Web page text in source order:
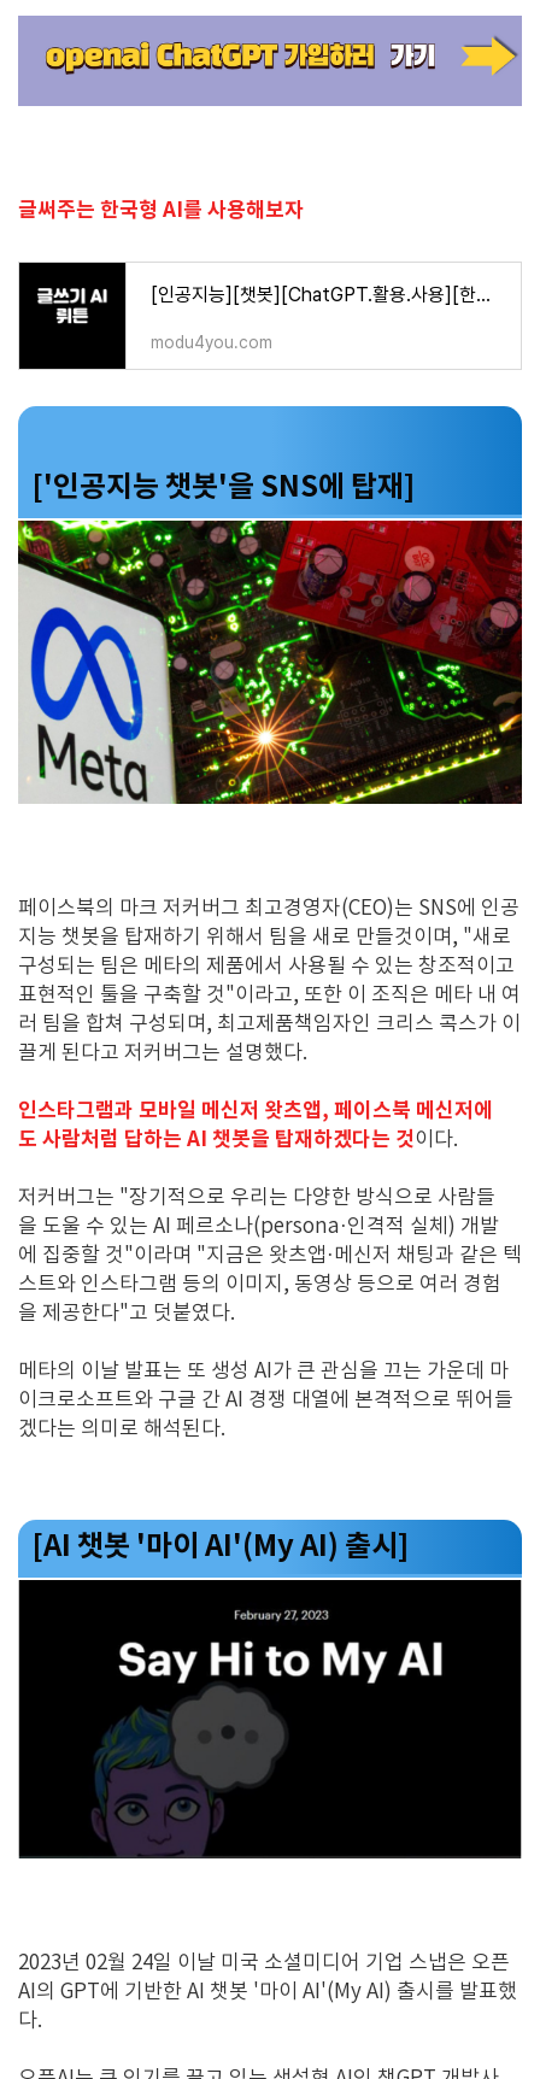
글써주는 한국형 AI를 사용해보자
[인공지능][챗봇][ChatGPT.활용.사용][한국 글쓰기AI 뤼튼]
modu4you.com
['인공지능 챗봇'을 SNS에 탑재]
페이스북의 마크 저커버그 최고경영자(CEO)는 SNS에 인공
지능 챗봇을 탑재하기 위해서 팀을 새로 만들것이며, "새로
구성되는 팀은 메타의 제품에서 사용될 수 있는 창조적이고
표현적인 툴을 구축할 것"이라고, 또한 이 조직은 메타 내 여
러 팀을 합쳐 구성되며, 최고제품책임자인 크리스 콕스가 이
끌게 된다고 저커버그는 설명했다.
인스타그램과 모바일 메신저 왓츠앱, 페이스북 메신저에
도 사람처럼 답하는 AI 챗봇을 탑재하겠다는 것이다.
저커버그는 "장기적으로 우리는 다양한 방식으로 사람들
을 도울 수 있는 AI 페르소나(persona·인격적 실체) 개발
에 집중할 것"이라며 "지금은 왓츠앱·메신저 채팅과 같은 텍
스트와 인스타그램 등의 이미지, 동영상 등으로 여러 경험
을 제공한다"고 덧붙였다.
메타의 이날 발표는 또 생성 AI가 큰 관심을 끄는 가운데 마
이크로소프트와 구글 간 AI 경쟁 대열에 본격적으로 뛰어들
겠다는 의미로 해석된다.
[AI 챗봇 '마이 AI'(My AI) 출시]
2023년 02월 24일 이날 미국 소셜미디어 기업 스냅은 오픈
AI의 GPT에 기반한 AI 챗봇 '마이 AI'(My AI) 출시를 발표했
다.